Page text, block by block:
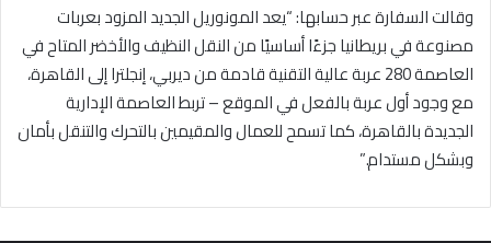
وقالت السفارة عبر حسابها: “يعد المونوريل الجديد المزود بعربات
مصنوعة في بريطانيا جزءًا أساسيًا من النقل النظيف والأخضر المتاح في
العاصمة 280 عربة عالية التقنية قادمة من ديربي، إنجلترا إلى القاهرة،
مع وجود أول عربة بالفعل في الموقع – تربط العاصمة الإدارية
الجديدة بالقاهرة، كما تسمح للعمال والمقيمين بالتحرك والتنقل بأمان
وبشكل مستدام.”